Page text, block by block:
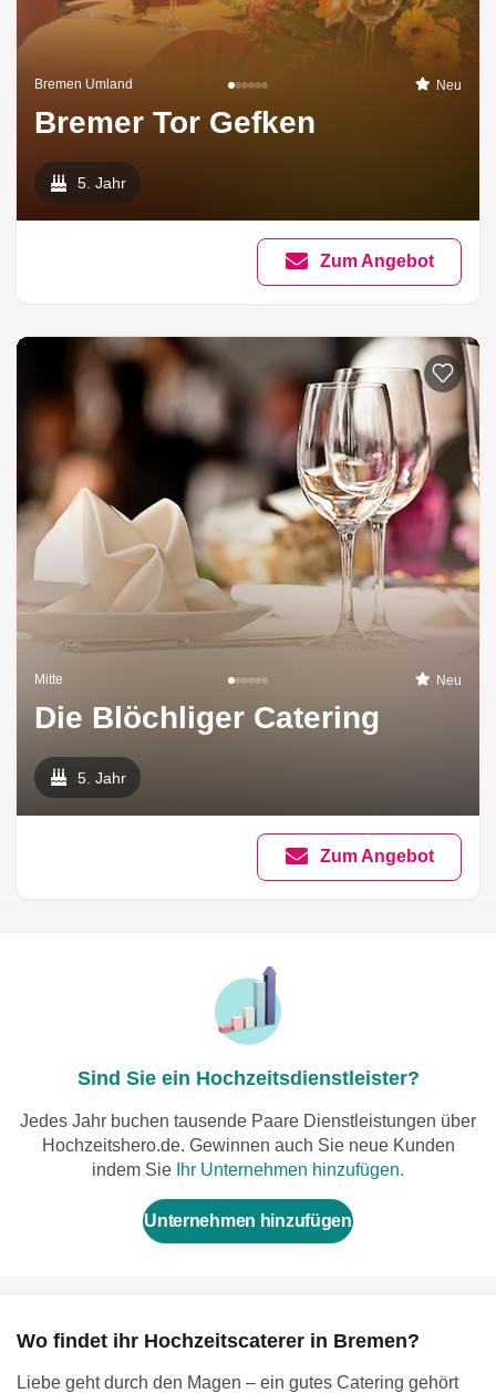
Bremen Umland Neu
Bremer Tor Gefken
5. Jahr
Zum Angebot
Mitte Neu
Die Blöchliger Catering
5. Jahr
Zum Angebot
Sind Sie ein Hochzeitsdienstleister?
Jedes Jahr buchen tausende Paare Dienstleistungen über
Hochzeitshero.de. Gewinnen auch Sie neue Kunden
indem Sie Ihr Unternehmen hinzufügen.
Unternehmen hinzufügen
Wo findet ihr Hochzeitscaterer in Bremen?
Liebe geht durch den Magen – ein gutes Catering gehört